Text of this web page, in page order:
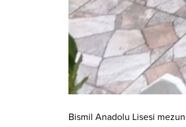
Bismil Anadolu Lisesi